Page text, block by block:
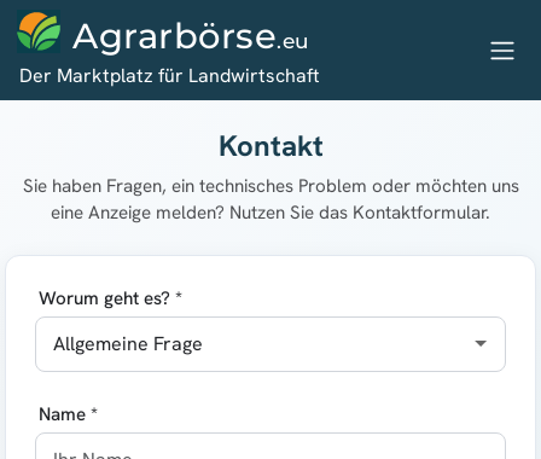
Agrarbörse.eu
Der Marktplatz für Landwirtschaft
Kontakt
Sie haben Fragen, ein technisches Problem oder möchten uns
eine Anzeige melden? Nutzen Sie das Kontaktformular.
Worum geht es? *
Name *